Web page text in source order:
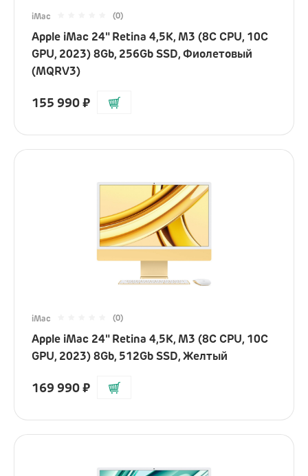
iMac (0)
Apple iMac 24" Retina 4,5K, M3 (8C CPU, 10C
GPU, 2023) 8Gb, 256Gb SSD, Фиолетовый
(MQRV3)
155 990₽
iMac (0)
Apple iMac 24" Retina 4,5K, M3 (8C CPU, 10C
GPU, 2023) 8Gb, 512Gb SSD, Желтый
169 990₽